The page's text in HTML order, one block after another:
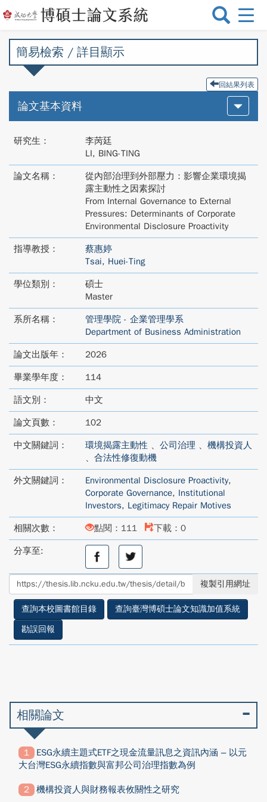
選
切
簡易檢索 / 詳目顯示
回結果列表
論文基本資料
研究生：
李苪廷
LI, BING-TING
論文名稱：
從內部治理到外部壓力：影響企業環境揭
露主動性之因素探討
From Internal Governance to External
Pressures: Determinants of Corporate
Environmental Disclosure Proactivity
指導教授：
蔡惠婷
Tsai, Huei-Ting
學位類別：
碩士
Master
系所名稱：
管理學院 - 企業管理學系
Department of Business Administration
論文出版年： 2026
畢業學年度： 114
語文別： 中文
論文頁數： 102
中文關鍵詞： 環境揭露主動性 、 公司治理 、 機構投資人
、 合法性修復動機
外文關鍵詞： Environmental Disclosure Proactivity,
Corporate Governance, Institutional
Investors, Legitimacy Repair Motives
相關次數： 點閱：111 下載：0
分享至:
分
至
facebook
分
享
至
twitter
複製引用網址
查詢本校圖書館目錄
查詢臺灣博碩士論文知識加值系統
勘誤回報
相關論文
ESG永續主題式ETF之現金流量訊息之資訊內涵 – 以元
大台灣ESG永續指數與富邦公司治理指數為例
機構投資人與財務報表攸關性之研究